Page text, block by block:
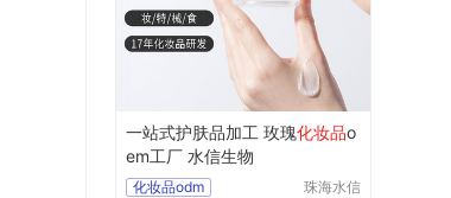
一站式护肤品加工 玫瑰化妆品o
em工厂 水信生物
化妆品odm
珠海水信